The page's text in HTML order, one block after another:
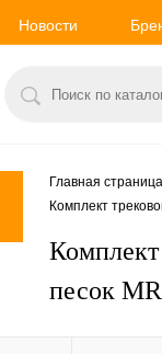
Новости
Главная страница
Комплект
песок